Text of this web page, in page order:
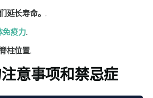
延长寿命。.
免疫力.
柱位置.
意事项和禁忌症